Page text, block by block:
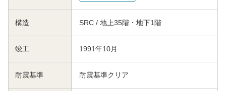
構造 SRC / 地上35階・地下1階
竣工 1991年10月
耐震基準 耐震基準クリア